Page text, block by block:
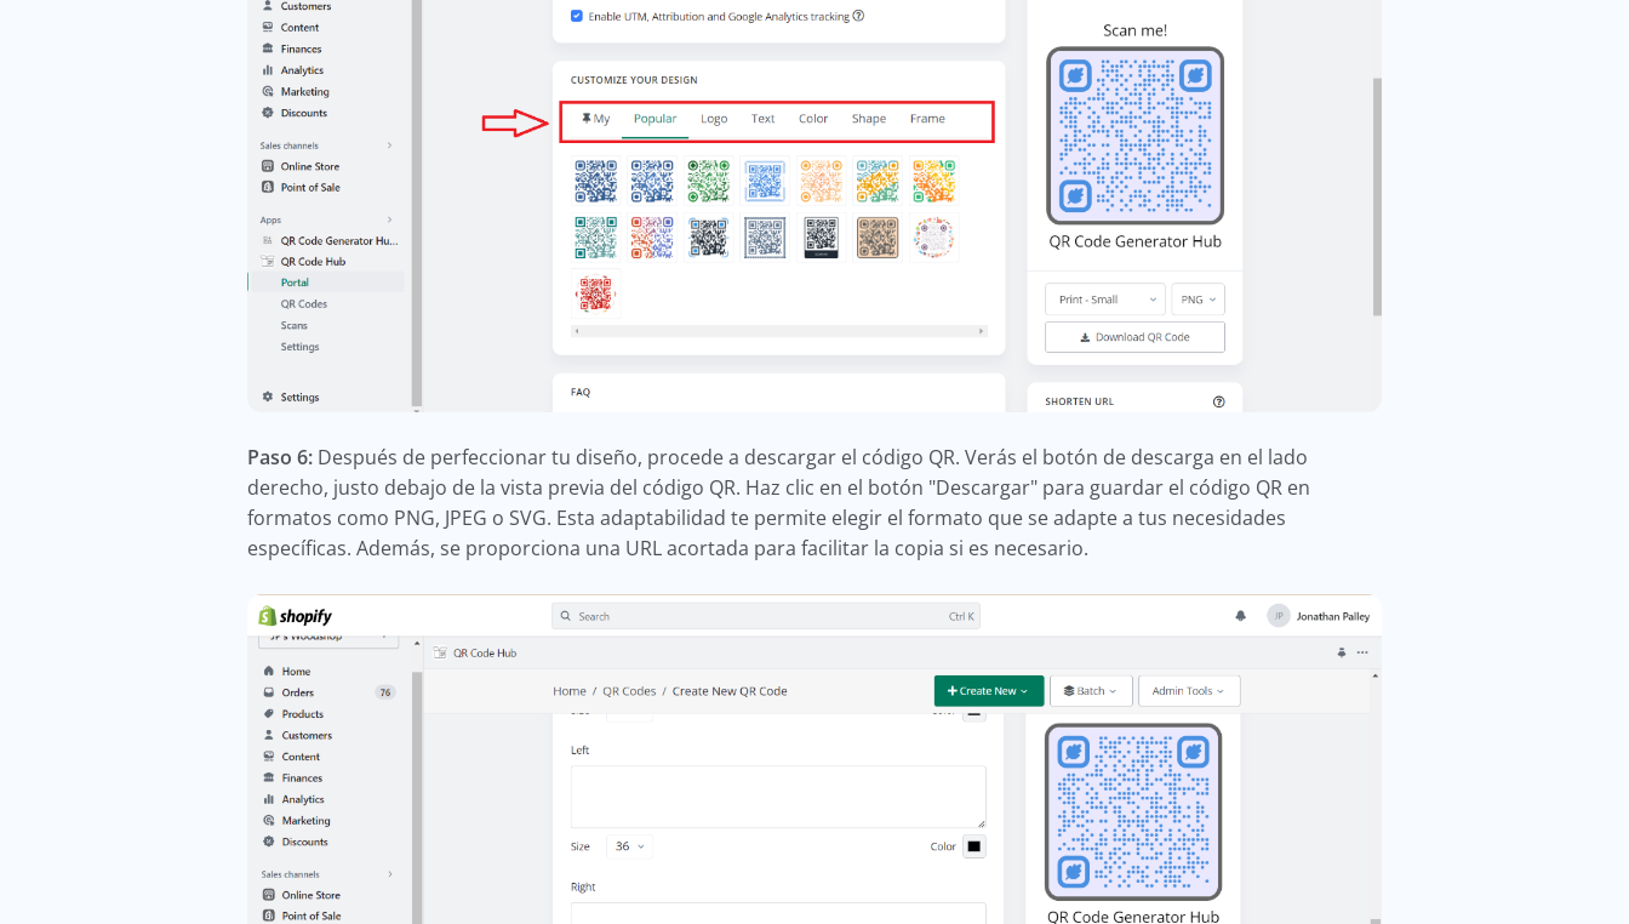
Paso 6: Después de perfeccionar tu diseño, procede a descargar el código QR. Verás el botón de descarga en el lado
derecho, justo debajo de la vista previa del código QR. Haz clic en el botón "Descargar" para guardar el código QR en
formatos como PNG, JPEG o SVG. Esta adaptabilidad te permite elegir el formato que se adapte a tus necesidades
específicas. Además, se proporciona una URL acortada para facilitar la copia si es necesario.